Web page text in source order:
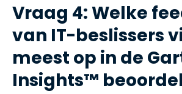
Vraag 4: Welke
van IT-beslissers
meest op in de
Insights™